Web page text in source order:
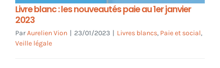
Livre blanc : les nouveautés paie au 1er janvier
2023
ParAurelien Vion | 23/01/2023 | Livres blancs, Paie et social,
Veille légale